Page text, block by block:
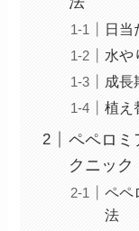
日当
水や
成長
植え
ペペロミ
クニック
ペペ
法